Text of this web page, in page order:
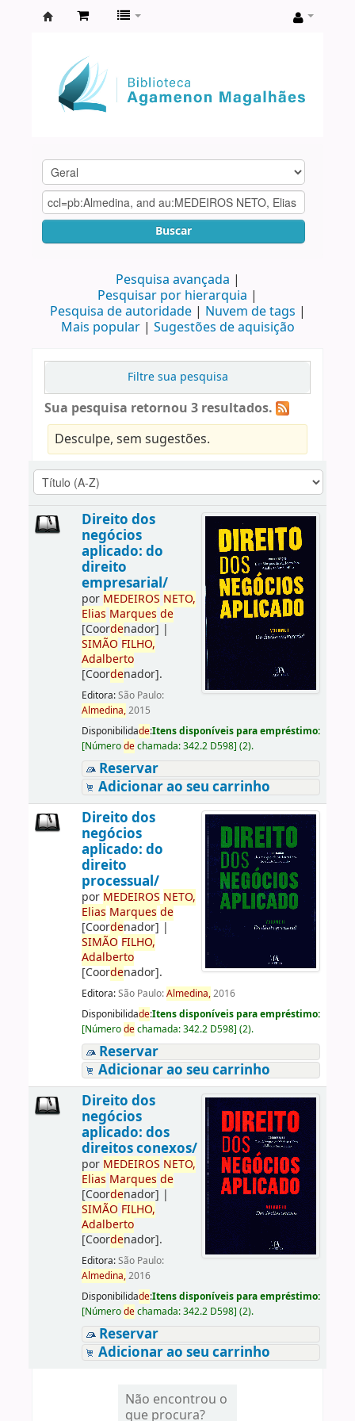
Agamenon
Magalhães
Buscar
Pesquisa avançada
Pesquisar por hierarquia
Pesquisa de autoridade
Nuvem de tags
Mais popular
Sugestões de aquisição
Filtre sua pesquisa
Sua pesquisa retornou 3 resultados.
Desculpe, sem sugestões.
Direito dos
negócios
aplicado: do
direito
empresarial/
por MEDEIROS NETO,
Elias Marques de
[Coordenador] |
SIMÃO FILHO,
Adalberto
[Coordenador].
Editora:São Paulo:
Almedina,2015
Disponibilidade:Itens disponíveis para empréstimo:
[Númerodechamada:342.2 D598] (2).
Reservar
Adicionar ao seu carrinho
Direito dos
negócios
aplicado: do
direito
processual/
por MEDEIROS NETO,
Elias Marques de
[Coordenador] |
SIMÃO FILHO,
Adalberto
[Coordenador].
Editora:São Paulo:Almedina,2016
Disponibilidade:Itens disponíveis para empréstimo:
[Númerodechamada:342.2 D598] (2).
Reservar
Adicionar ao seu carrinho
Direito dos
negócios
aplicado: dos
direitos conexos/
por MEDEIROS NETO,
Elias Marques de
[Coordenador] |
SIMÃO FILHO,
Adalberto
[Coordenador].
Editora:São Paulo:
Almedina,2016
Disponibilidade:Itens disponíveis para empréstimo:
[Númerodechamada:342.2 D598] (2).
Reservar
Adicionar ao seu carrinho
Não encontrou o
que procura?